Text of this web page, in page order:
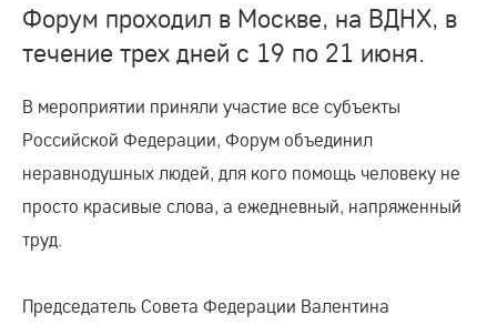
Форум проходил в Москве, на ВДНХ, в
течение трех дней с 19 по 21 июня.
В мероприятии приняли участие все субъекты
Российской Федерации, Форум объединил
неравнодушных людей, для кого помощь человеку не
просто красивые слова, а ежедневный, напряженный
труд.
Председатель Совета Федерации Валентина